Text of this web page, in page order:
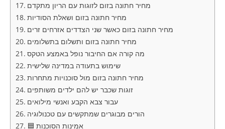
מחיר חתונה בזום לזוגות עם הריון מתקדם
מחיר חתונה בזום ושאלת הסודיות
מחיר חתונה בזום כאשר שני הצדדים אזרחים זרים
מחיר חתונה בזום ותשלום בתשלומים
מה קורה אם החיבור נופל באמצע הטקס
שימוש בתעודה במדינה שלישית
מחיר חתונה בזום מול סוכנויות מתחרות
זוגות שכבר יש להם ילדים משותפים
עבור צבא הקבע ואנשי מילואים
הורים מבוגרים שמתקשים עם טכנולוגיה
🟦 אמינות הסוכנות